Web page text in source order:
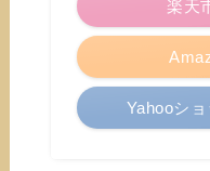
楽天
Yahooシ